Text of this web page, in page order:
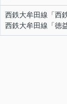
西鉄大牟田線 「西
西鉄大牟田線 「徳